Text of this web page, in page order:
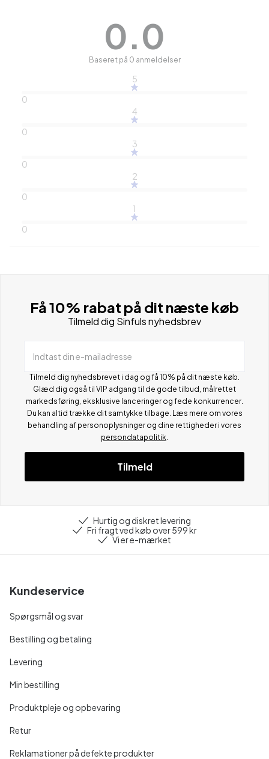
0.0
Baseret på 0 anmeldelser
5
0
4
0
3
0
2
0
1
0
Få 10% rabat på dit næste køb
Tilmeld dig Sinfuls nyhedsbrev
Indtast din e-mailadresse
Tilmeld dig nyhedsbrevet i dag og få 10% på dit næste køb.
Glæd dig også til VIP adgang til de gode tilbud, målrettet
markedsføring, eksklusive lanceringer og fede konkurrencer.
Du kan altid trække dit samtykke tilbage. Læs mere om vores
behandling af personoplysninger og dine rettigheder i vores
persondatapolitik
Tilmeld
Hurtig og diskret levering
Fri fragt ved køb over 599 kr
Vi er e-mærket
Kundeservice
Spørgsmål og svar
Bestilling og betaling
Levering
Min bestilling
Produktpleje og opbevaring
Retur
Reklamationer på defekte produkter